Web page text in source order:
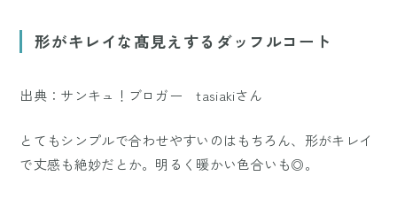
形がキレイな髙見えするダッフルコート
出典：サンキュ！ブロガー tasiakiさん
とてもシンプルで合わせやすいのはもちろん、形がキレイ
で丈感も絶妙だとか。明るく暖かい色合いも◎。